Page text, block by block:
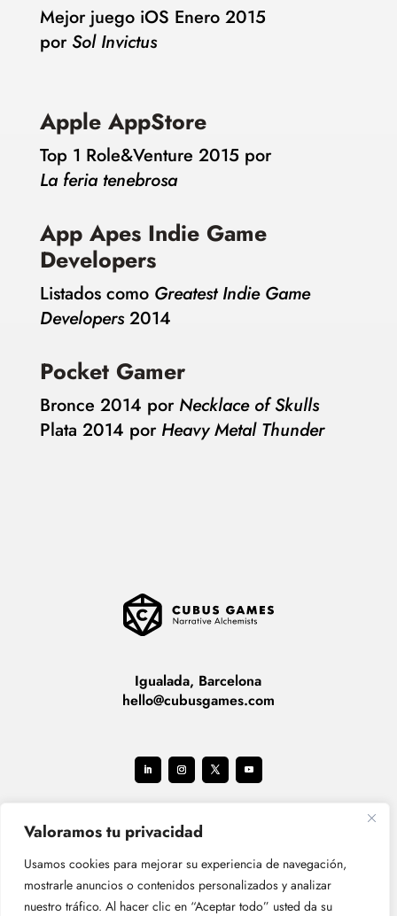
Valoramos tu privacidad
Usamos cookies para mejorar su experiencia de navegación,
mostrarle anuncios o contenidos personalizados y analizar
nuestro tráfico. Al hacer clic en “Aceptar todo” usted da su
Mejor juego iOS Enero 2015
por Sol Invictus
Apple AppStore
Top 1 Role&Venture 2015 por
La feria tenebrosa
App Apes Indie Game
Developers
Listados como Greatest Indie Game
Developers2014
Pocket Gamer
Bronce 2014 por Necklace of Skulls
Plata 2014 por Heavy Metal Thunder
Igualada, Barcelona
hello@cubusgames.com